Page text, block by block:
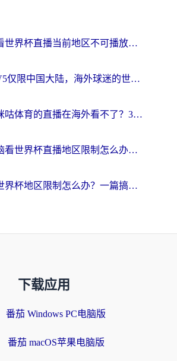
在国外看世界杯直播当前地区不可播放？海外党必看的回国加速全攻略
当CCTV5仅限中国大陆，海外球迷的世界杯狂欢如何继续？
为什么咪咕体育的直播在海外看不了？3步解决海外看世界杯+抖音地区限制难题
海外电脑看世界杯直播地区限制怎么办？你需要一个聪明的加速器
海外看世界杯地区限制怎么办？一篇搞定咪咕视频播放+国内资源无缝访问指南
下载应用
番茄 Windows PC电脑版
番茄 macOS苹果电脑版